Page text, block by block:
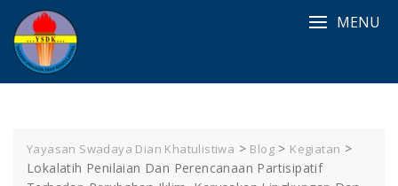
content
MENU
Yayasan Swadaya Dian Khatulistiwa > Blog > Kegiatan >
Lokalatih Penilaian Dan Perencanaan Partisipatif